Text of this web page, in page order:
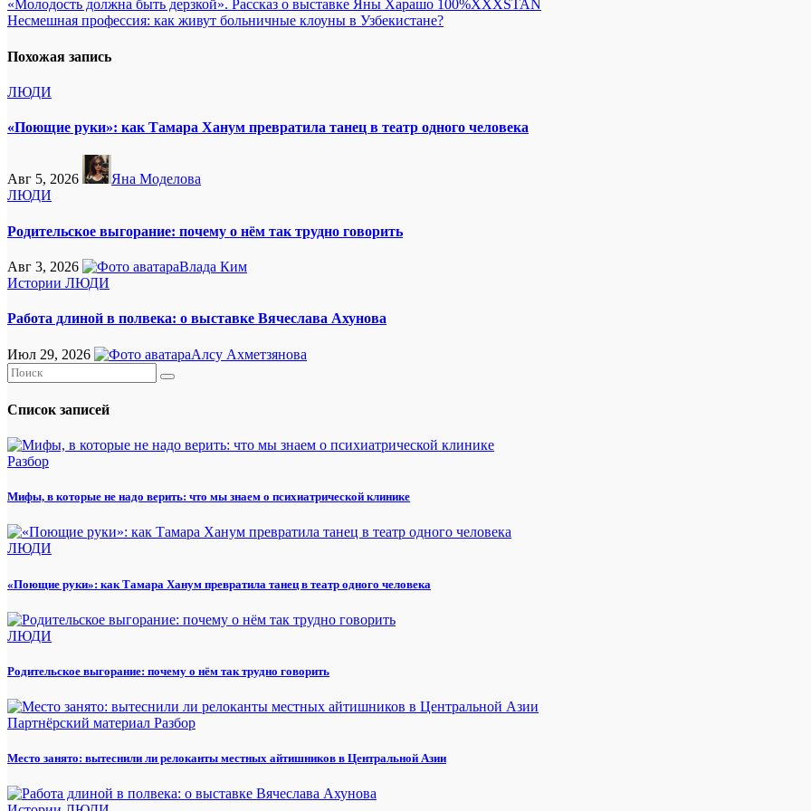
Навигация
по
записям
«Молодость должна быть дерзкой». Рассказ о выставке Яны Харашо 100%XXXSTAN
Несмешная профессия: как живут больничные клоуны в Узбекистане?
Похожая запись
ЛЮДИ
«Поющие руки»: как Тамара Ханум превратила танец в театр одного человека
Авг 5, 2026
Яна Моделова
ЛЮДИ
Родительское выгорание: почему о нём так трудно говорить
Авг 3, 2026
Влада Ким
Истории ЛЮДИ
Работа длиной в полвека: о выставке Вячеслава Ахунова
Июл 29, 2026 Алсу Ахметзянова
Список записей
Разбор
Мифы, в которые не надо верить: что мы знаем о психиатрической клинике
ЛЮДИ
«Поющие руки»: как Тамара Ханум превратила танец в театр одного человека
ЛЮДИ
Родительское выгорание: почему о нём так трудно говорить
Партнёрский материал Разбор
Место занято: вытеснили ли релоканты местных айтишников в Центральной Азии